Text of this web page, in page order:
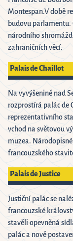
Montespan.V době
budovu parlamentu.
národního
zahraničních věcí.
Palais de Chaillot
Na vyvýšenině nad
rozprostírá palác de
reprezentativního
vchod na světovou
muzea.
francouzského
Palais de Justice
Justiční palác se
francouzské
stavěli opevněná
palác a nově